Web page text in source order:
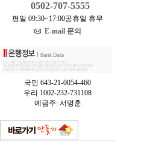
0502-707-5555
평일 09:30~17:00공휴일 휴무
E-mail 문의
국민 643-21-0054-460
우리 1002-232-731108
예금주: 서명훈